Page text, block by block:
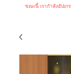
ขณะนี้ เรากำลังอัปเ